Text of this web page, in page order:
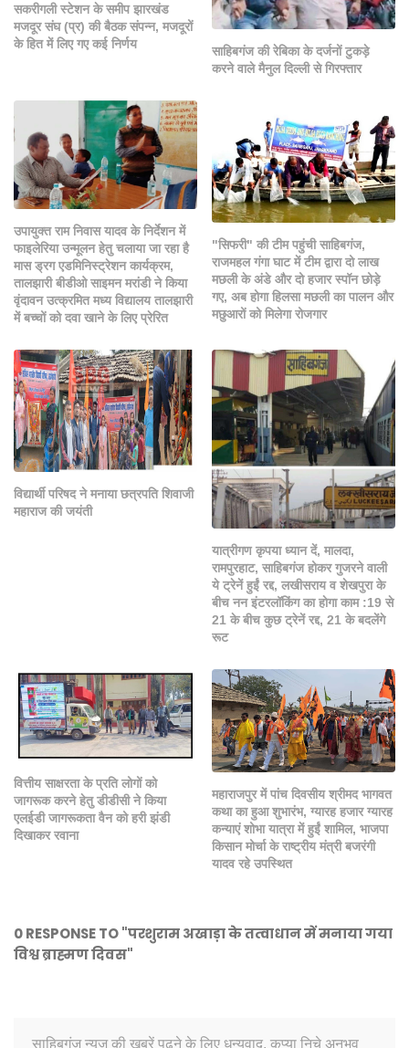
सकरीगली स्टेशन के समीप झारखंड
मजदूर संघ (प्र) की बैठक संपन्न, मजदूरों
के हित में लिए गए कई निर्णय
साहिबगंज की रेबिका के दर्जनों टुकड़े
करने वाले मैनुल दिल्ली से गिरफ्तार
उपायुक्त राम निवास यादव के निर्देशन में
फाइलेरिया उन्मूलन हेतु चलाया जा रहा है
मास ड्रग एडमिनिस्ट्रेशन कार्यक्रम,
तालझारी बीडीओ साइमन मरांडी ने किया
वृंदावन उत्क्रमित मध्य विद्यालय तालझारी
में बच्चों को दवा खाने के लिए प्रेरित
"सिफरी" की टीम पहुंची साहिबगंज,
राजमहल गंगा घाट में टीम द्वारा दो लाख
मछली के अंडे और दो हजार स्पॉन छोड़े
गए, अब होगा हिलसा मछली का पालन और
मछुआरों को मिलेगा रोजगार
विद्यार्थी परिषद ने मनाया छत्रपति शिवाजी
महाराज की जयंती
यात्रीगण कृपया ध्यान दें, मालदा,
रामपुरहाट, साहिबगंज होकर गुजरने वाली
ये ट्रेनें हुईं रद्द, लखीसराय व शेखपुरा के
बीच नन इंटरलॉकिंग का हाेगा काम :19 से
21 के बीच कुछ ट्रेनें रद्द, 21 के बदलेंगे
रूट
वित्तीय साक्षरता के प्रति लोगों को
जागरूक करने हेतु डीडीसी ने किया
एलईडी जागरूकता वैन को हरी झंडी
दिखाकर रवाना
महाराजपुर में पांच दिवसीय श्रीमद भागवत
कथा का हुआ शुभारंभ, ग्यारह हजार ग्यारह
कन्याएं शोभा यात्रा में हुईं शामिल, भाजपा
किसान मोर्चा के राष्ट्रीय मंत्री बजरंगी
यादव रहे उपस्थित
0 RESPONSE TO "परशुराम अखाड़ा के तत्वाधान में मनाया गया
विश्व ब्राह्मण दिवस"
साहिबगंज न्यूज़ की खबरें पढ़ने के लिए धन्यवाद, कृप्या निचे अनुभव